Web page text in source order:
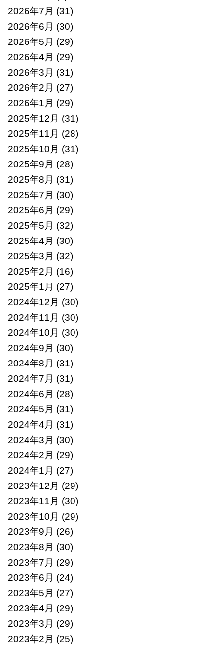
2026年7月 (31)
2026年6月 (30)
2026年5月 (29)
2026年4月 (29)
2026年3月 (31)
2026年2月 (27)
2026年1月 (29)
2025年12月 (31)
2025年11月 (28)
2025年10月 (31)
2025年9月 (28)
2025年8月 (31)
2025年7月 (30)
2025年6月 (29)
2025年5月 (32)
2025年4月 (30)
2025年3月 (32)
2025年2月 (16)
2025年1月 (27)
2024年12月 (30)
2024年11月 (30)
2024年10月 (30)
2024年9月 (30)
2024年8月 (31)
2024年7月 (31)
2024年6月 (28)
2024年5月 (31)
2024年4月 (31)
2024年3月 (30)
2024年2月 (29)
2024年1月 (27)
2023年12月 (29)
2023年11月 (30)
2023年10月 (29)
2023年9月 (26)
2023年8月 (30)
2023年7月 (29)
2023年6月 (24)
2023年5月 (27)
2023年4月 (29)
2023年3月 (29)
2023年2月 (25)